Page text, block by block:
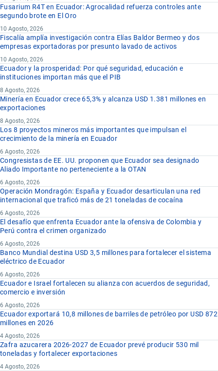
Fusarium R4T en Ecuador: Agrocalidad refuerza controles ante
segundo brote en El Oro
10 Agosto, 2026
Fiscalía amplía investigación contra Elías Baldor Bermeo y dos
empresas exportadoras por presunto lavado de activos
10 Agosto, 2026
Ecuador y la prosperidad: Por qué seguridad, educación e
instituciones importan más que el PIB
8 Agosto, 2026
Minería en Ecuador crece 65,3% y alcanza USD 1.381 millones en
exportaciones
8 Agosto, 2026
Los 8 proyectos mineros más importantes que impulsan el
crecimiento de la minería en Ecuador
6 Agosto, 2026
Congresistas de EE. UU. proponen que Ecuador sea designado
Aliado Importante no perteneciente a la OTAN
6 Agosto, 2026
Operación Mondragón: España y Ecuador desarticulan una red
internacional que traficó más de 21 toneladas de cocaína
6 Agosto, 2026
El desafío que enfrenta Ecuador ante la ofensiva de Colombia y
Perú contra el crimen organizado
6 Agosto, 2026
Banco Mundial destina USD 3,5 millones para fortalecer el sistema
eléctrico de Ecuador
6 Agosto, 2026
Ecuador e Israel fortalecen su alianza con acuerdos de seguridad,
comercio e inversión
6 Agosto, 2026
Ecuador exportará 10,8 millones de barriles de petróleo por USD 872
millones en 2026
4 Agosto, 2026
Zafra azucarera 2026-2027 de Ecuador prevé producir 530 mil
toneladas y fortalecer exportaciones
4 Agosto, 2026